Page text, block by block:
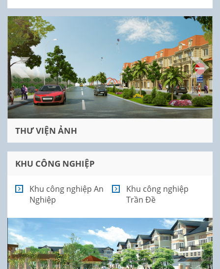
THƯ VIỆN ẢNH
KHU CÔNG NGHIỆP
Khu công nghiệp An
Nghiệp
Khu công nghiệp
Trần Đề